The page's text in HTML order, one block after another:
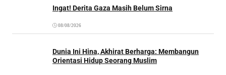
Ingat! Derita Gaza Masih Belum Sirna
08/08/2026
Dunia Ini Hina, Akhirat Berharga: Membangun
Orientasi Hidup Seorang Muslim